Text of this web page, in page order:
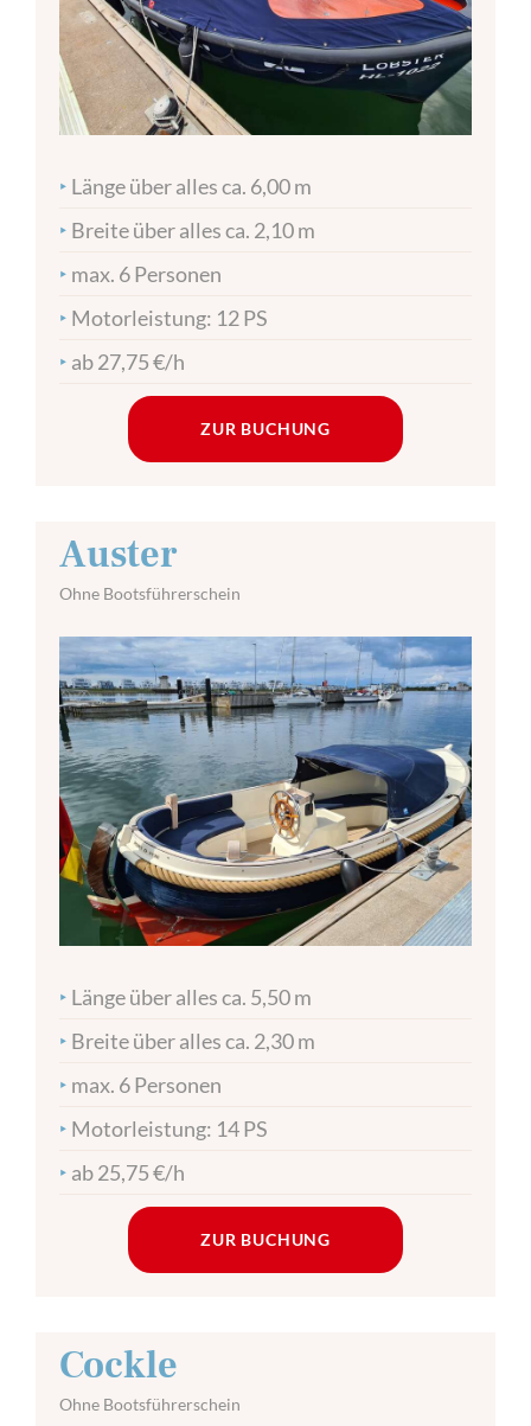
‣ Länge über alles ca. 6,00 m
‣ Breite über alles ca. 2,10 m
‣ max. 6 Personen
‣ Motorleistung: 12 PS
‣ ab 27,75 €/h
ZUR BUCHUNG
Auster
Ohne Bootsführerschein
‣ Länge über alles ca. 5,50 m
‣ Breite über alles ca. 2,30 m
‣ max. 6 Personen
‣ Motorleistung: 14 PS
‣ ab 25,75 €/h
ZUR BUCHUNG
Cockle
Ohne Bootsführerschein